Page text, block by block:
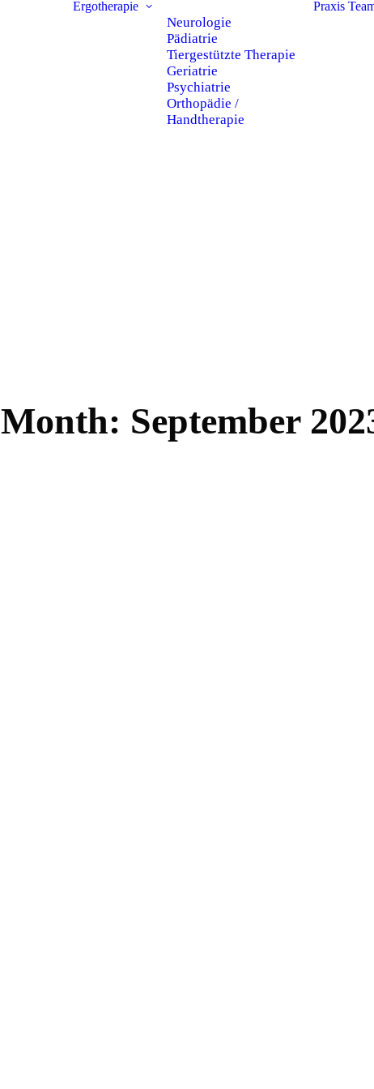
Ergotherapie
Neurologie
Pädiatrie
Tiergestützte Therapie
Geriatrie
Psychiatrie
Orthopädie /
Handtherapie
Praxis
Month: September